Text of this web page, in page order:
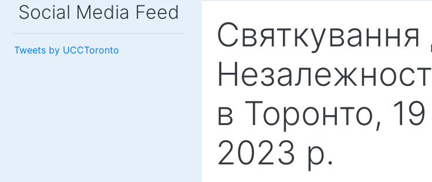
Social Media Feed
Tweets by UCCToronto
в Торонто,
2023 р.